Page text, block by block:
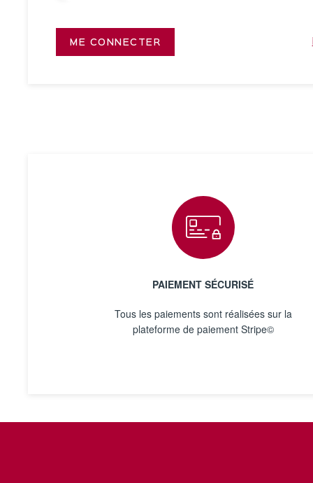
ME CONNECTER
PAIEMENT SÉCURISÉ
Tous les paiements sont réalisées sur la
plateforme de paiement Stripe©